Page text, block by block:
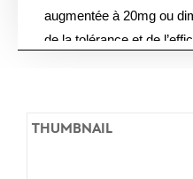
augmentée à 20mg ou
de la tolérance et de
des comprimés de